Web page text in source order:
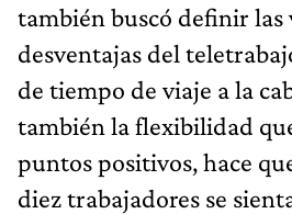
también buscó definir las
desventajas del
de tiempo de viaje a la
también la flexibilidad
puntos positivos, hace
diez trabajadores se